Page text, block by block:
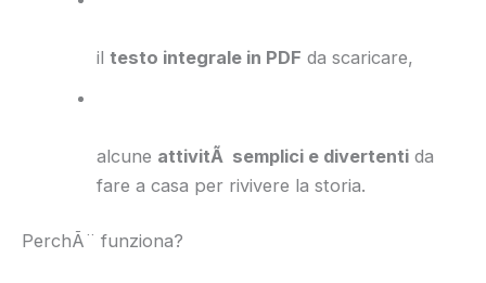
iltesto integrale in PDF da scaricare,
alcune attivitÃ semplici e divertenti da
fare a casa per rivivere la storia.
PerchÃ¨ funziona?